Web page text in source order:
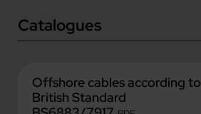
Catalogues
Offshore cables according to
British Standard